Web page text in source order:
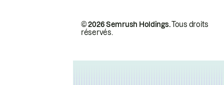
© 2026 Semrush Holdings.Tous droits
réservés.